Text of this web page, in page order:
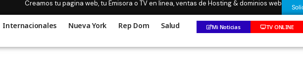
Creamos tu pagina web, tu Emisora o TV en linea, ventas de Hosting & dominios web
Internacionales Nueva York Rep Dom Salud Mi Noticias TV ONLINE